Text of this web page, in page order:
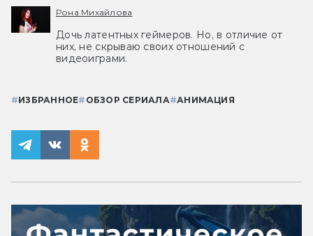
Рона Михайлова
Дочь латентных геймеров. Но, в отличие от
них, не скрываю своих отношений с
видеоиграми.
#ИЗБРАННОЕ# ОБЗОР СЕРИАЛА#АНИМАЦИЯ